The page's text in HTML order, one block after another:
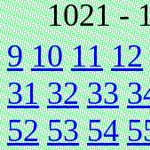
1021 -
9 10 11 12
31 32 33
52 53 54